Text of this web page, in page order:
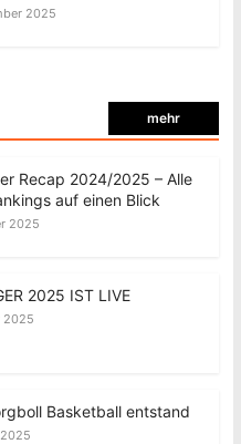
2025
mehr
Recap 2024/2025 – Alle
auf einen Blick
2025
2025 IST LIVE
2025
Basketball entstand